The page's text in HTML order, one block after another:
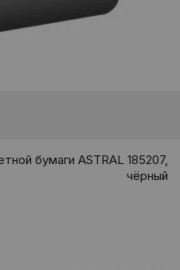
бумаги ASTRAL 185207,
чёрный